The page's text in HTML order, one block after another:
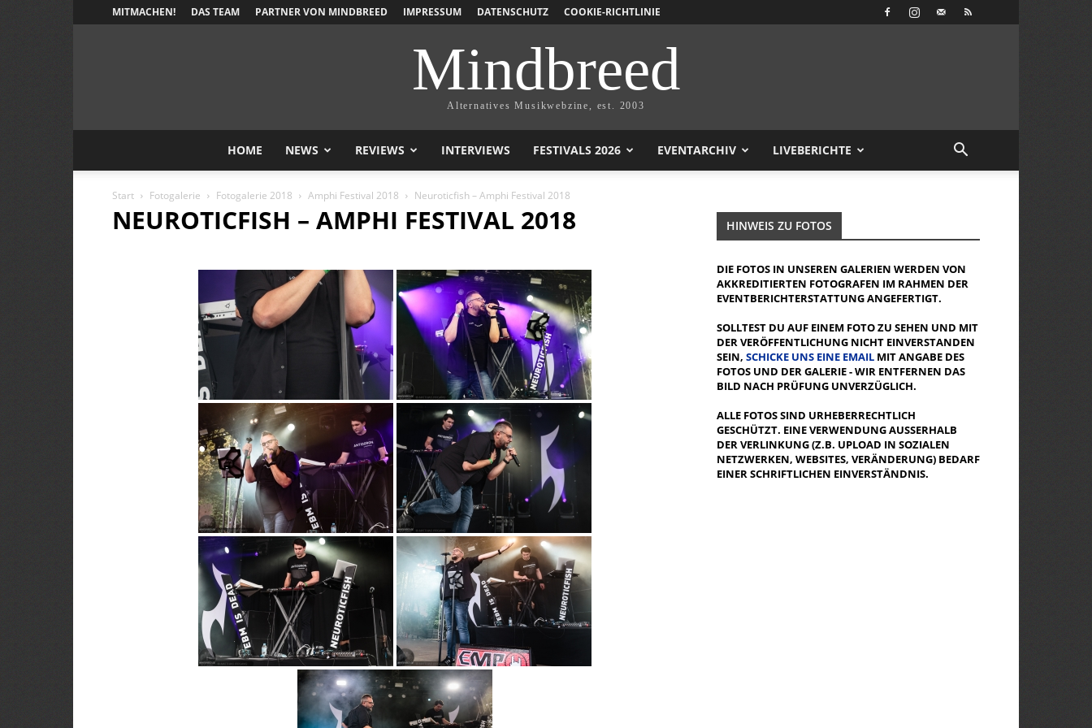
MITMACHEN! DAS TEAM PARTNER VON MINDBREED IMPRESSUM DATENSCHUTZ COOKIE-RICHTLINIE
Mindbreed
Alternatives Musikwebzine, est. 2003
HOME NEWS REVIEWS INTERVIEWS FESTIVALS 2026 EVENTARCHIV LIVEBERICHTE
Start Fotogalerie Fotogalerie 2018 Amphi Festival 2018 Neuroticfish – Amphi Festival 2018
NEUROTICFISH – AMPHI FESTIVAL 2018 HINWEIS ZU FOTOS
DIE FOTOS IN UNSEREN GALERIEN WERDEN VON
AKKREDITIERTEN FOTOGRAFEN IM RAHMEN DER
EVENTBERICHTERSTATTUNG ANGEFERTIGT.
SOLLTEST DU AUF EINEM FOTO ZU SEHEN UND MIT
DER VERÖFFENTLICHUNG NICHT EINVERSTANDEN
SEIN, SCHICKE UNS EINE EMAIL MIT ANGABE DES
FOTOS UND DER GALERIE - WIR ENTFERNEN DAS
BILD NACH PRÜFUNG UNVERZÜGLICH.
ALLE FOTOS SIND URHEBERRECHTLICH
GESCHÜTZT. EINE VERWENDUNG AUSSERHALB D
ER VERLINKUNG (Z.B. UPLOAD IN SOZIALEN N
ETZWERKEN, WEBSITES, VERÄNDERUNG) BEDARF E
INER SCHRIFTLICHEN EINVERSTÄNDNIS.